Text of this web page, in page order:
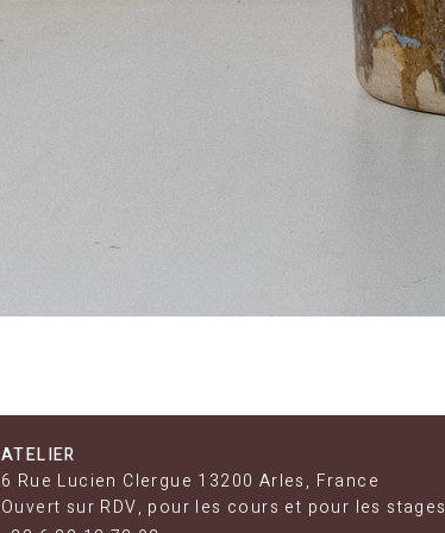
ATELIER
6 Rue Lucien Clergue 13200 Arles, France
Ouvert sur RDV, pour les cours et pour les stages